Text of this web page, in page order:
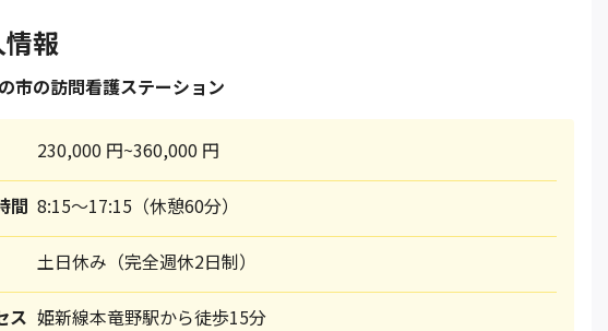
報
市の訪問看護ステーション
230,000 円~360,000 円
間 8:15～17:15（休憩60分）
土日休み（完全週休2日制）
ス 姫新線本竜野駅から徒歩15分